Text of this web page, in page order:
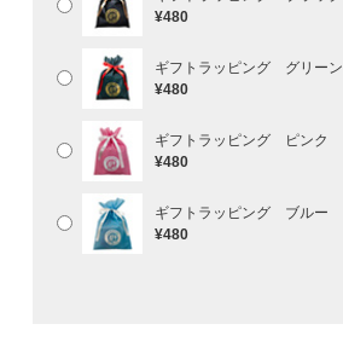
¥480
ギフトラッピング グリーン
¥480
ギフトラッピング ピンク
¥480
ギフトラッピング ブルー
¥480